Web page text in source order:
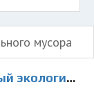
мусора
оператор"